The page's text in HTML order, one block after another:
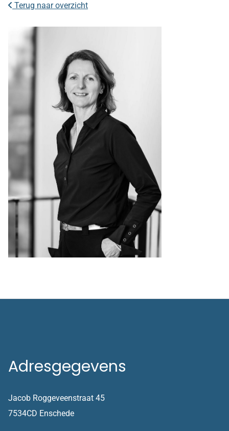
Terug naar overzicht
Adresgegevens
Jacob Roggeveenstraat 45
7534CD Enschede